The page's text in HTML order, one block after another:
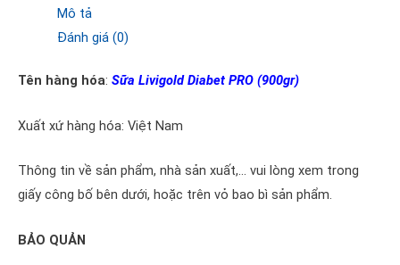
*
Mô tả
Đánh giá (0)
Tên hàng hóa: Sữa Livigold Diabet PRO (900gr)
Xuất xứ hàng hóa: Việt Nam
Thông tin về sản phẩm, nhà sản xuất,… vui lòng xem trong
giấy công bố bên dưới, hoặc trên vỏ bao bì sản phẩm.
BẢO QUẢN